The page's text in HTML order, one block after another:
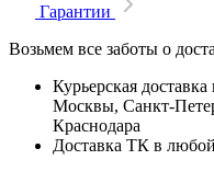
Гарантии
Возьмем все заботы о
Курьерская
Москвы, Санкт-
Краснодара
Доставка ТК в